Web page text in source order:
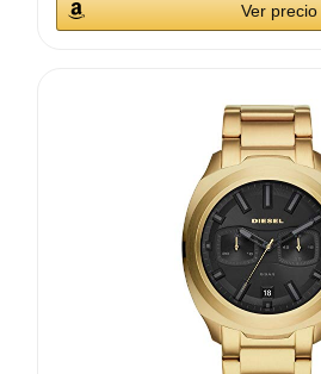
Ver precio